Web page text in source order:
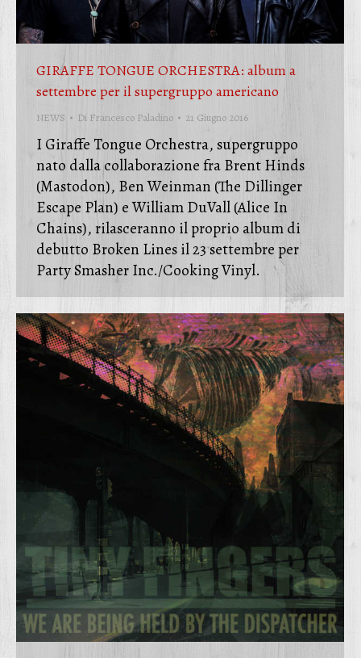
GIRAFFE TONGUE ORCHESTRA: album a
settembre per il supergruppo americano
NEWS Di Francesco Paladino 21 Giugno 2016
I Giraffe Tongue Orchestra, supergruppo
nato dalla collaborazione fra Brent Hinds
(Mastodon), Ben Weinman (The Dillinger
Escape Plan) e William DuVall (Alice In
Chains), rilasceranno il proprio album di
debutto Broken Lines il 23 settembre per
Party Smasher Inc./Cooking Vinyl.